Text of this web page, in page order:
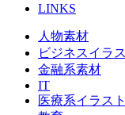
LINKS
人物素材
ビジネスイラ
金融系素材
IT
医療系イラスト